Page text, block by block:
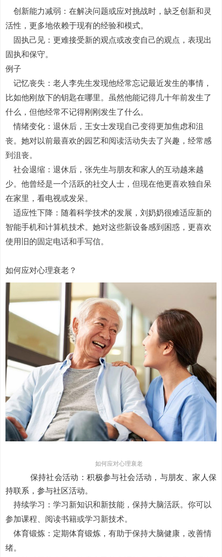
创新能力减弱：在解决问题或应对挑战时，缺乏创新和灵
活性，更多地依赖于现有的经验和模式。
固执己见：更难接受新的观点或改变自己的观点，表现出
固执和保守。
例子
记忆丧失：老人李先生发现他经常忘记最近发生的事情，
比如他刚放下的钥匙在哪里。虽然他能记得几十年前发生了
什么，但他经常不记得刚刚发生了什么。
情绪变化：退休后，王女士发现自己变得更加焦虑和沮
丧。她对以前最喜欢的园艺和阅读活动失去了兴趣，经常感
到沮丧。
社会退缩：退休后，张先生与朋友和家人的互动越来越
少。他曾经是一个活跃的社交人士，但现在他更喜欢独自呆
在家里，看电视或发呆。
适应性下降：随着科学技术的发展，刘奶奶很难适应新的
智能手机和计算机技术。她对这些新设备感到困惑，更喜欢
使用旧的固定电话和手写信。
如何应对心理衰老？
如何应对心理衰老
保持社会活动：积极参与社会活动，与朋友、家人保
持联系，参与社区活动。
持续学习：学习新知识和新技能，保持大脑活跃。你可以
参加课程、阅读书籍或学习新技术。
体育锻炼：定期体育锻炼，有助于保持大脑健康，改善情
绪。